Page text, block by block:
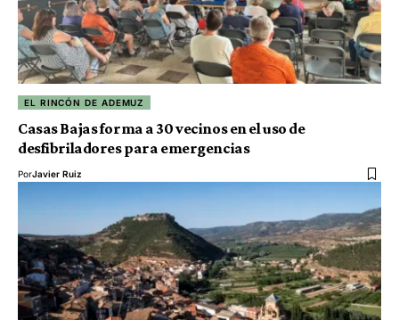
EL RINCÓN DE ADEMUZ
Casas Bajas forma a 30 vecinos en el uso de
desfibriladores para emergencias
PorJavier Ruiz